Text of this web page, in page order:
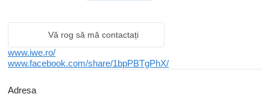
transpalet electric, transpalet manual, stivuitor electric, stivuitor
manual, liza, stivuitor semi electric, transpalet electric oradea,
transpalet manual oradea, strivuitor electric oradea, stivuitor
manual oradea
Vă rog să mă contactați
www.iwe.ro/
www.facebook.com/share/1bpPBTgPhX/
Adresa